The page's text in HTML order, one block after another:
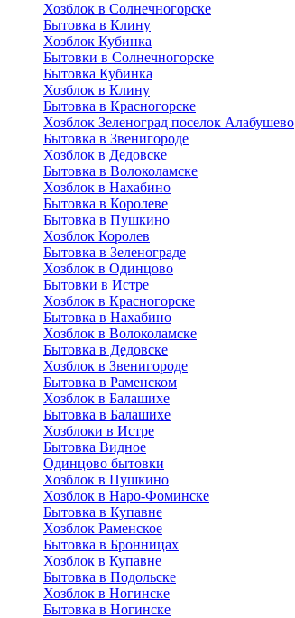
Хозблок в Солнечногорске
Бытовка в Клину
Хозблок Кубинка
Бытовки в Солнечногорске
Бытовка Кубинка
Хозблок в Клину
Бытовка в Красногорске
Хозблок Зеленоград поселок Алабушево
Бытовка в Звенигороде
Хозблок в Дедовске
Бытовка в Волоколамске
Хозблок в Нахабино
Бытовка в Королеве
Бытовкa в Пушкино
Хозблок Королев
Бытовка в Зеленограде
Хозблок в Одинцово
Бытовки в Истре
Хозблок в Красногорске
Бытовка в Нахабино
Хозблок в Волоколамске
Бытовкa в Дедовске
Хозблок в Звенигороде
Бытовка в Раменском
Хозблок в Балашихе
Бытовкa в Балашихе
Хозблоки в Истре
Бытовка Видное
Одинцово бытовки
Хозблок в Пушкино
Хозблок в Наро-Фоминске
Бытовка в Купавне
Хозблок Раменское
Бытовка в Бронницах
Хозблок в Купавне
Бытовка в Подольске
Хозблок в Ногинске
Бытовка в Ногинске